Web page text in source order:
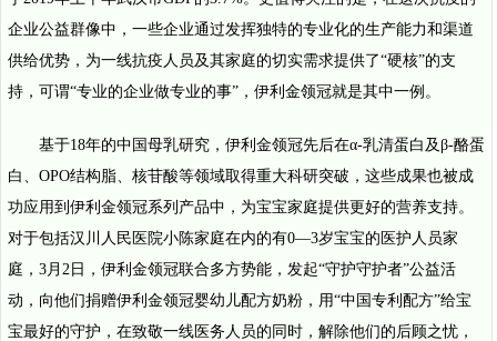
企业公益群像中，一些企业通过发挥独特的专业化的生产能力和渠道
供给优势，为一线抗疫人员及其家庭的切实需求提供了“硬核”的支
持，可谓“专业的企业做专业的事”，伊利金领冠就是其中一例。
基于18年的中国母乳研究，伊利金领冠先后在α-乳清蛋白及β-酪蛋
白、OPO结构脂、核苷酸等领域取得重大科研突破，这些成果也被成
功应用到伊利金领冠系列产品中，为宝宝家庭提供更好的营养支持。
对于包括汉川人民医院小陈家庭在内的有0—3岁宝宝的医护人员家
庭，3月2日，伊利金领冠联合多方势能，发起“守护守护者”公益活
动，向他们捐赠伊利金领冠婴幼儿配方奶粉，用“中国专利配方”给宝
宝最好的守护，在致敬一线医务人员的同时，解除他们的后顾之忧，